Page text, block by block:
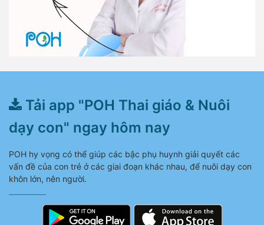
Tải app "POH Thai giáo & Nuôi
dạy con" ngay hôm nay
POH hy vọng có thể giúp các bậc phụ huynh giải quyết các
vấn đề của con trẻ ở các giai đoạn khác nhau, để nuôi dạy con
khôn lớn, nên người.